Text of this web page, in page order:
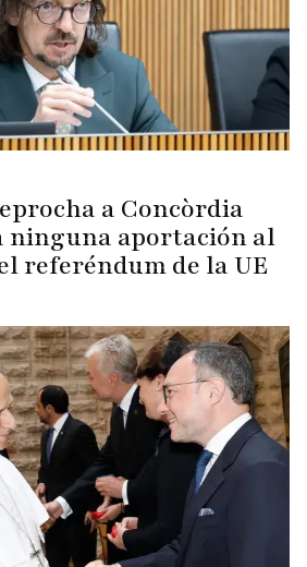
a Concòrdia
ninguna aportación al
referéndum de la UE